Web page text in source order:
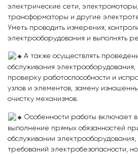
электрические сети,
трансформаторы и другие
Уметь проводить измерения,
электрооборудования и выполнять
А также осуществлять
обслуживания электрооборудования,
проверку работоспособности и
узлов и элементов, замену
очистку механизмов.
Особенности работы включает в
выполнение прямых обязанностей
обслуживании
требований электробезопасности,